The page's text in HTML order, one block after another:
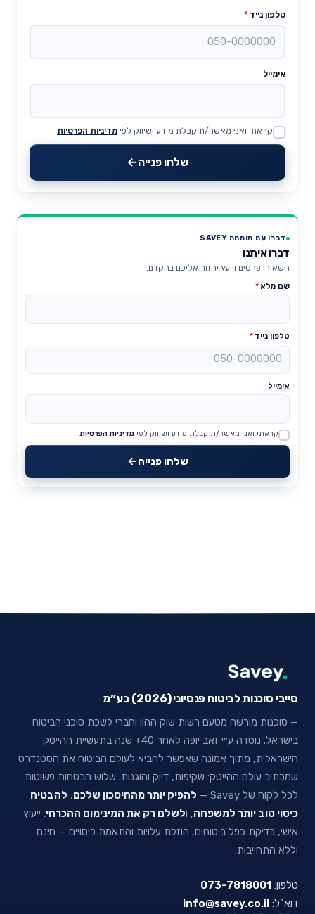
טלפון נייד *
אימייל
Website
קראתי ואני מאשר/ת קבלת מידע ושיווק לפי מדיניות הפרטיות
שלחו פנייה
דברו עם מומחה SAVEY
דברו איתנו
השאירו פרטים ויועץ יחזור אליכם בהקדם.
שם מלא*
טלפון נייד *
אימייל
Website
קראתי ואני מאשר/ת קבלת מידע ושיווק לפי מדיניות הפרטיות
שלחו פנייה
סייבי סוכנות לביטוח פנסיוני (2026) בע״מ
— סוכנות מורשה מטעם רשות שוק ההון וחברי לשכת סוכני הביטוח
בישראל. נוסדה ע״י זאב יופה לאחר 40+ שנה בתעשיית ההייטק
הישראלית, מתוך אמונה שאפשר להביא לעולם הביטוח את הסטנדרט
שמכתיב עולם ההייטק: שקיפות, דיוק והוגנות. שלוש הבטחות פשוטות
לכל לקוח של Savey —
להפיק יותר מהחיסכון שלכם, להבטיח
כיסוי טוב יותר למשפחה, ולשלם רק את המינימום ההכרחי. ייעוץ
אישי, בדיקת כפל ביטוחים, הוזלת עלויות והתאמת כיסויים — חינם
וללא התחייבות.
טלפון: 073-7818001
דוא"ל: info@savey.co.il